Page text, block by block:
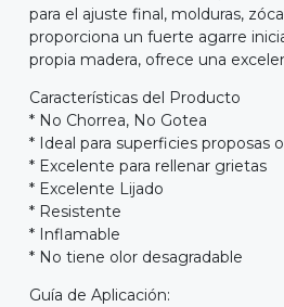
para el ajuste final, molduras,
proporciona un fuerte agarre
propia madera, ofrece una
Características del Producto
* No Chorrea, No Gotea
* Ideal para superficies proposas
* Excelente para rellenar grietas
* Excelente Lijado
* Resistente
* Inflamable
* No tiene olor desagradable
Guía de Aplicación: